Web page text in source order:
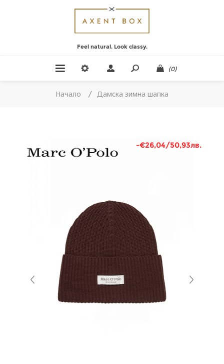
Feel natural. Look classy.
(0)
Начало / Дамска зимна шапка
-€26,04/50,93лв.